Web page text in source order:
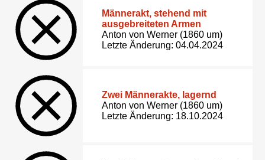
Männerakt, stehend mit
ausgebreiteten Armen
Anton von Werner (1860 um)
Letzte Änderung: 04.04.2024
Zwei Männerakte, lagernd
Anton von Werner (1860 um)
Letzte Änderung: 18.10.2024